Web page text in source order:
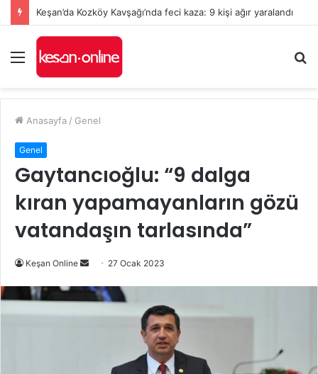
Keşan’da Kozköy Kavşağı’nda feci kaza: 9 kişi ağır yaralandı
Menü
...
Anasayfa / Genel
Genel
Gaytancıoğlu: “9 dalga
kıran yapamayanların gözü
vatandaşın tarlasında”
Keşan Online
Bir
posta
27 Ocak 2023